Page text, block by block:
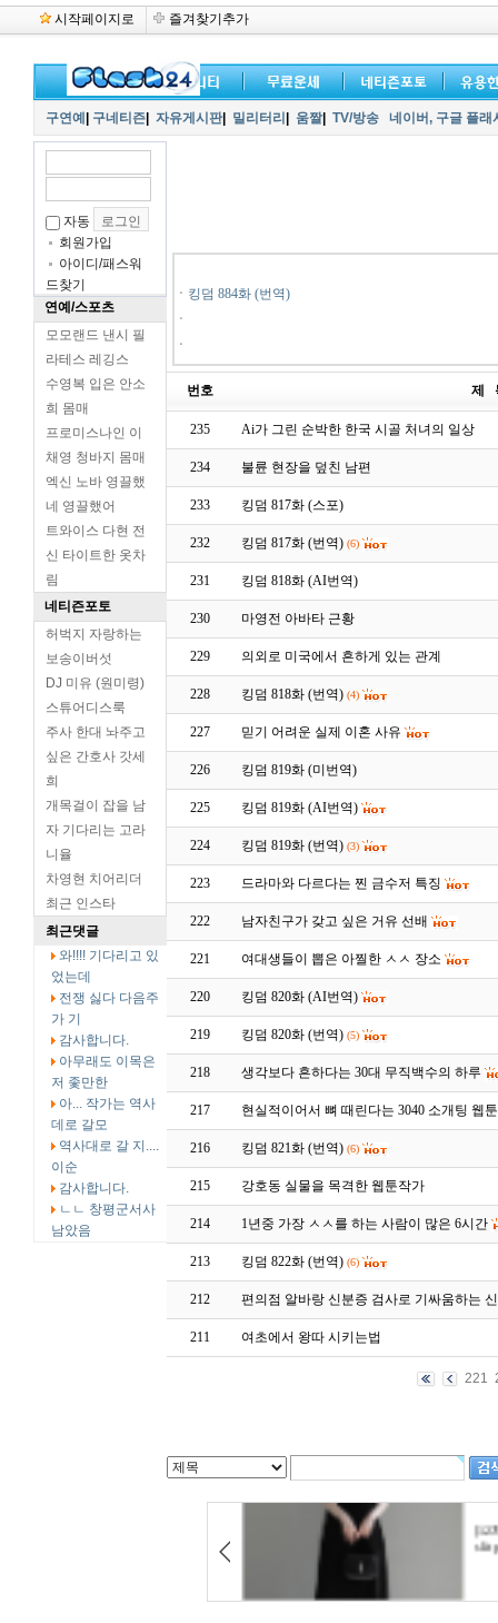
시작페이지로 즐겨찾기추가
구연예 구네티즌 자유게시판| 밀리터리 움짤| TV/방송 네이버, 구글 플
자동
회원가입
아이디/패스워
드찾기
연예/스포츠
모모랜드 낸시 필
라테스 레깅스
수영복 입은 안소
희 몸매
프로미스나인 이
채영 청바지 몸매
엑신 노바 영끌했
네 영끌했어
트와이스 다현 전
신 타이트한 옷차
림
네티즌포토
허벅지 자랑하는
보송이버섯
DJ 미유 (원미령)
스튜어디스룩
주사 한대 놔주고
싶은 간호사 갓세
희
개목걸이 잡을 남
자 기다리는 고라
니율
차영현 치어리더
최근 인스타
최근댓글
와!!!! 기다리고 있
었는데
전쟁 싫다 다음주
가 기
감사합니다.
아무래도 이목은
저 좇만한
아... 작가는 역사
데로 갈모
역사대로 갈 지....
이순
감사합니다.
ㄴㄴ 창평군서사
남았음
ㆍ 킹덤 884화 (번역)
ㆍ
ㆍ
번호 제
235 Ai가 그린 순박한 한국 시골 처녀의 일상
234 불륜 현장을 덮친 남편
233 킹덤 817화 (스포)
232 킹덤 817화 (번역) (6)
231 킹덤 818화 (AI번역)
230 마영전 아바타 근황
229 의외로 미국에서 흔하게 있는 관계
228 킹덤 818화 (번역) (4)
227 믿기 어려운 실제 이혼 사유
226 킹덤 819화 (미번역)
225 킹덤 819화 (AI번역)
224 킹덤 819화 (번역) (3)
223 드라마와 다르다는 찐 금수저 특징
222 남자친구가 갖고 싶은 거유 선배
221 여대생들이 뽑은 아찔한 ㅅㅅ 장소
220 킹덤 820화 (AI번역)
219 킹덤 820화 (번역) (5)
218 생각보다 흔하다는 30대 무직백수의 하루
217 현실적이어서 뼈 때린다는 3040 소개팅 웹툰
216 킹덤 821화 (번역) (6)
215 강호동 실물을 목격한 웹툰작가
214 1년중 가장 ㅅㅅ를 하는 사람이 많은 6시간
213 킹덤 822화 (번역) (6)
212 편의점 알바랑 신분증 검사로 기싸움하는
211 여초에서 왕따 시키는법
221